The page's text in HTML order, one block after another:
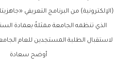
(الإلكترونية) من البرنامج التعريفي
الذي تنظمه الجامعة ممثلةً بعمادة
أوضح سعادة